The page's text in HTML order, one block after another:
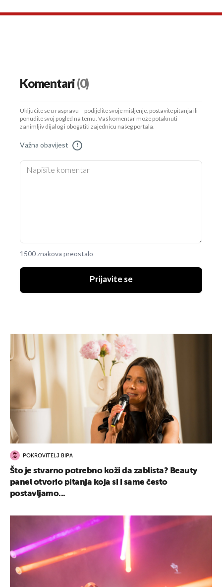
Komentari(0)
Uključite se u raspravu – podijelite svoje mišljenje, postavite pitanja ili
ponudite svoj pogled na temu. Vaš komentar može potaknuti
zanimljiv dijalog i obogatiti zajednicu našeg portala.
Važna obavijest !
1500 znakova preostalo
Prijavite se
POKROVITELJ BIPA
Što je stvarno potrebno koži da zablista? Beauty
panel otvorio pitanja koja si i same često
postavljamo...